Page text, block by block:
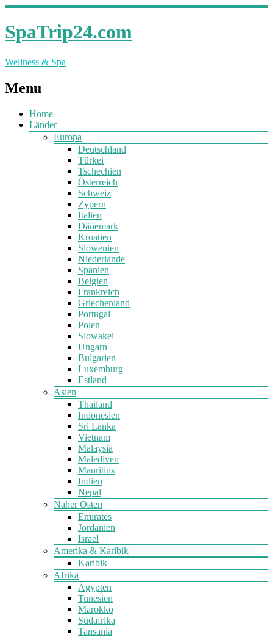
SpaTrip24.com
Wellness & Spa
Menu
Home
Länder
Europa
Deutschland
Türkei
Tschechien
Österreich
Schweiz
Zypern
Italien
Dänemark
Kroatien
Slowenien
Niederlande
Spanien
Belgien
Frankreich
Griechenland
Portugal
Polen
Slowakei
Ungarn
Bulgarien
Luxemburg
Estland
Asien
Thailand
Indonesien
Sri Lanka
Vietnam
Malaysia
Malediven
Mauritius
Indien
Nepal
Naher Osten
Emirates
Jordanien
Israel
Amerika & Karibik
Karibik
Afrika
Ägypten
Tunesien
Marokko
Südafrika
Tansania